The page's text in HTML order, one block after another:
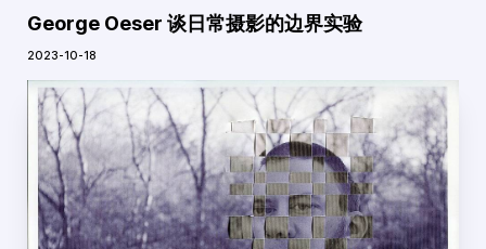
George Oeser 谈日常摄影的边界实验
2023-10-18